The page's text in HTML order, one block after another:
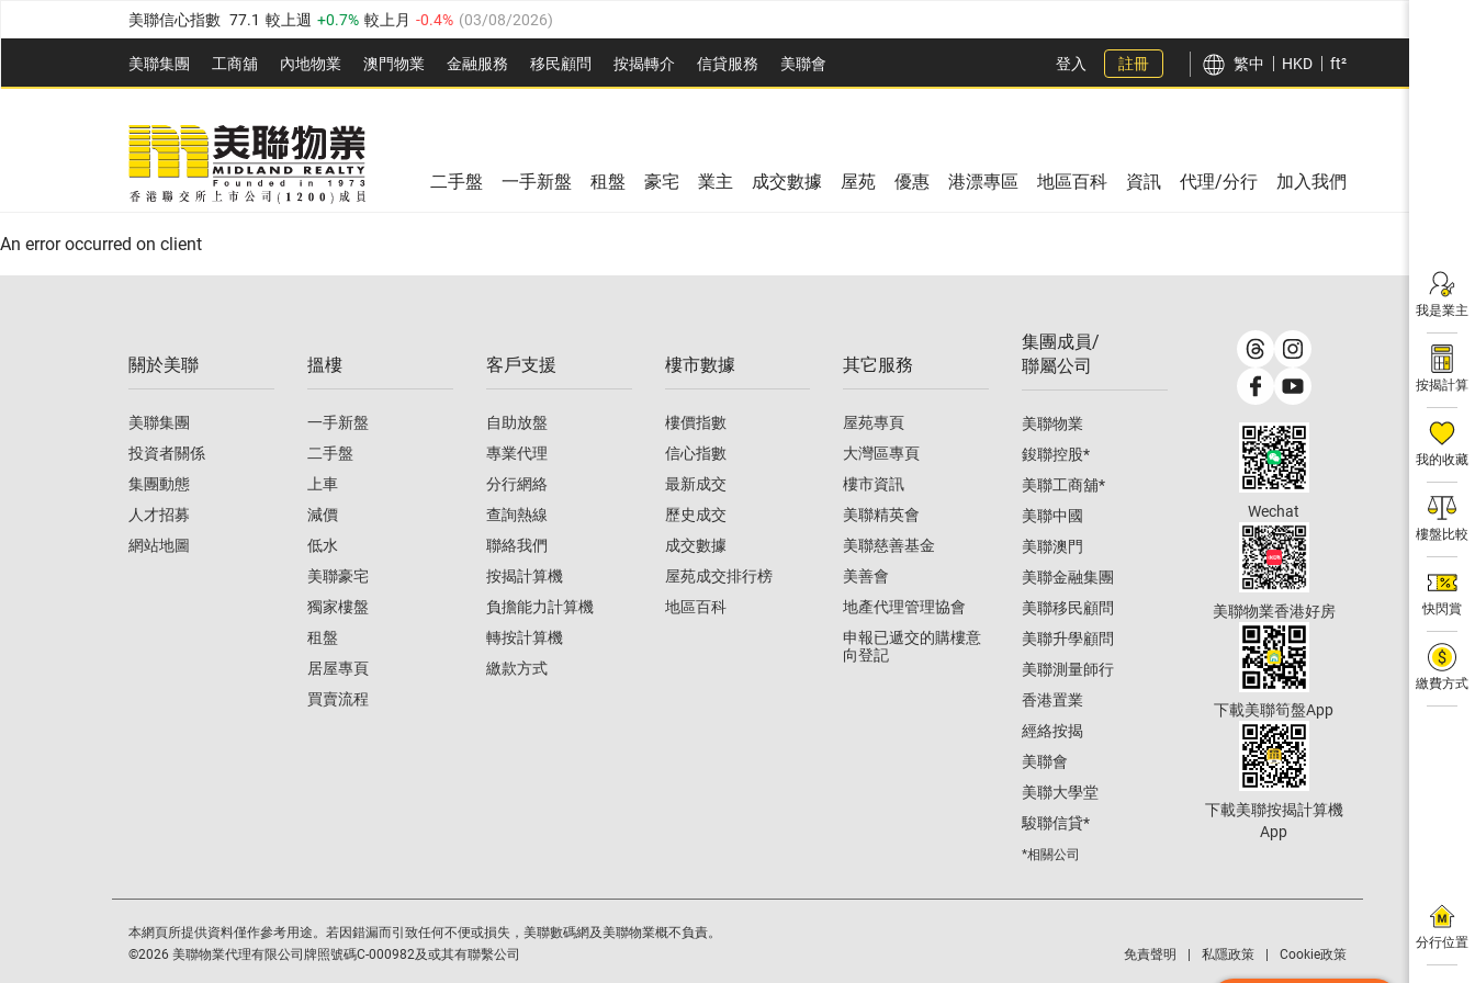
美聯信心指數 77.1 較上週 0.7% 較上月 -0.4% (03/08/2026)
全港樓價指數 149.1 較上週 0% 較上月 0.4% ( 03/08/2026)
港島樓價指數 157.4 較上週 -0.3% 較上月 -0.8% (03/08/2026)
九龍樓價指數 156.4 較上週 -0.1%
新界樓價指數 134.8 較上週 0.1%
美聯信心指數 77.1 較上週 0.7% 較上月
美聯集團 工商舖 內地物業 澳門物業 金融服務 移民顧問 按揭轉介 信貸服務 美聯會
全港樓價指數 149.1 較上週 0% 較上月
美聯信心指數 較上週 0.7% 03/08/2026)
登入 註冊 繁中 HKD ft²
我是業主
按揭計算
我的收藏
樓盤比較
快閃賞
繳費方式
分行位置
二手盤 一手新盤 租盤 豪宅 業主 成交數據 屋苑 優惠 港漂專區 地區百科 資訊 代理/分行 加入我們
An error occurred on client
關於美聯
美聯集團
投資者關係
集團動態
人才招募
網站地圖
搵樓
一手新盤
二手盤
上車
減價
低水
美聯豪宅
獨家樓盤
租盤
居屋專頁
買賣流程
客戶支援
自助放盤
專業代理
分行網絡
查詢熱線
聯絡我們
按揭計算機
負擔能力計算機
轉按計算機
繳款方式
樓市數據
樓價指數
信心指數
最新成交
歷史成交
成交數據
屋苑成交排行榜
地區百科
其它服務
屋苑專頁
大灣區專頁
樓市資訊
美聯精英會
美聯慈善基金
美善會
地產代理管理協會
申報已遞交的購樓意
向登記
集團成員/
聯屬公司
美聯物業
鋑聯控股*
美聯工商舖*
美聯中國
美聯澳門
美聯金融集團
美聯移民顧問
美聯升學顧問
美聯測量師行
香港置業
經絡按揭
美聯會
美聯大學堂
駿聯信貸*
*相關公司
Wechat
美聯物業香港好房
下載美聯筍盤App
下載美聯按揭計算機
App
本網頁所提供資料僅作參考用途。若因錯漏而引致任何不便或損失，美聯數碼網及美聯物業概不負責。
©2026 美聯物業代理有限公司牌照號碼C-000982及或其有聯繫公司 免責聲明 私隱政策 Cookie政策